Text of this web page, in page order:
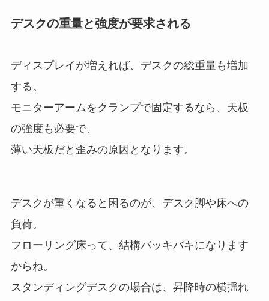
デスクの重量と強度が要求される
ディスプレイが増えれば、デスクの総重量も増加
する。
モニターアームをクランプで固定するなら、天板
の強度も必要で、
薄い天板だと歪みの原因となります。
デスクが重くなると困るのが、デスク脚や床への
負荷。
フローリング床って、結構バッキバキになります
からね。
スタンディングデスクの場合は、昇降時の横揺れ